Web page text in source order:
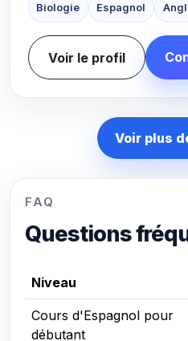
Biologie Espagnol
Voir le profil
Voir plus
FAQ
Questions
Niveau
Cours d'Espagnol pour
débutant